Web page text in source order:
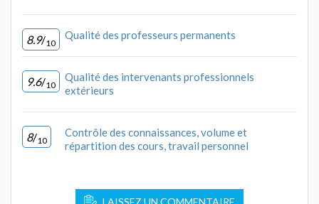
8.9/10
Qualité des professeurs permanents
9.6/10
Qualité des intervenants professionnels
extérieurs
8/10
Contrôle des connaissances, volume et
répartition des cours, travail personnel
LAISSEZ UN COMMENTAIRE